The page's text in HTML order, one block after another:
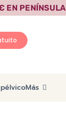
EN PENÍNSULA
Más